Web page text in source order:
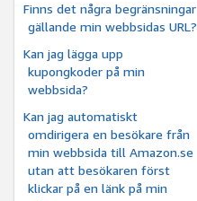
Finns det några begränsningar
gällande min webbsidas URL?
Kan jag lägga upp
kupongkoder på min
webbsida?
Kan jag automatiskt
omdirigera en besökare från
min webbsida till Amazon.se
utan att besökaren först
klickar på en länk på min